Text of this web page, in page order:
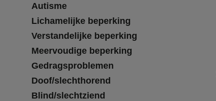
Autisme
Lichamelijke beperking
Verstandelijke beperking
Meervoudige beperking
Gedragsproblemen
Doof/slechthorend
Blind/slechtziend